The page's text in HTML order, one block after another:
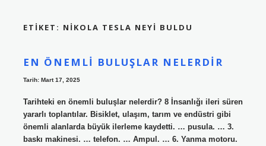
ETIKET: NIKOLA TESLA NEYI BULDU
EN ÖNEMLI BULUŞLAR NELERDIR
Tarih: Mart 17, 2025
Tarihteki en önemli buluşlar nelerdir? 8 İnsanlığı ileri süren
yararlı toplantılar. Bisiklet, ulaşım, tarım ve endüstri gibi
önemli alanlarda büyük ilerleme kaydetti. … pusula. … 3.
baskı makinesi. … telefon. … Ampul. … 6. Yanma motoru.